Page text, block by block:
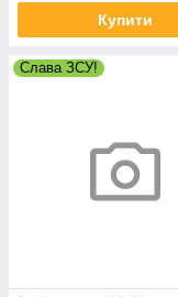
Купити
Слава ЗСУ!